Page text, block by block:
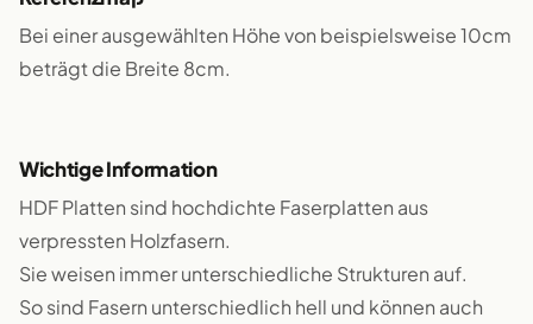
Bei einer ausgewählten Höhe von beispielsweise 10cm
beträgt die Breite 8cm.
Wichtige Information
HDF Platten sind hochdichte Faserplatten aus
verpressten Holzfasern.
Sie weisen immer unterschiedliche Strukturen auf.
So sind Fasern unterschiedlich hell und können auch